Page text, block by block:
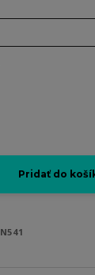
Pridať do
N541